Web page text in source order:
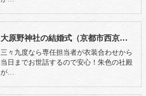
大原野神社の結婚式（京都市西京区）
三々九度なら専任担当者が衣装合わせから
当日までお世話するので安心！朱色の社殿
が…